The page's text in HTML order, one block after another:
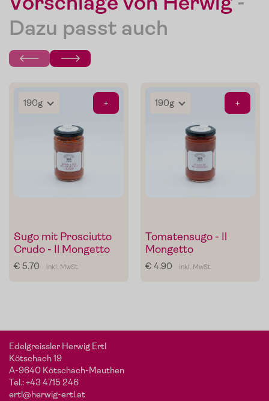
Dazu passt auch
+
Sugo mit Prosciutto
Crudo - Il Mongetto
€ 5.70 inkl. MwSt.
+
Tomatensugo - Il
Mongetto
€ 4.90 inkl. MwSt.
Edelgreissler Herwig Ertl
Kötschach 19
A-9640 Kötschach-Mauthen
Tel.:+43 4715 246
ertl@herwig-ertl.at
Die Pomodorini und das Tomaten-Olivenöl zum Verfeinern
von Pasta, Fisch oder Grillgemüse.